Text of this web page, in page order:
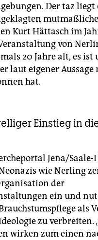
Der taz liegt
Kurt Hättasch im
von
20 Jahre alt, es ist
laut eigener Aussage
hat.
Einstieg in
Jena/
wie Nerling
der
ein und
als
zu verbreiten.
wirken zum einen